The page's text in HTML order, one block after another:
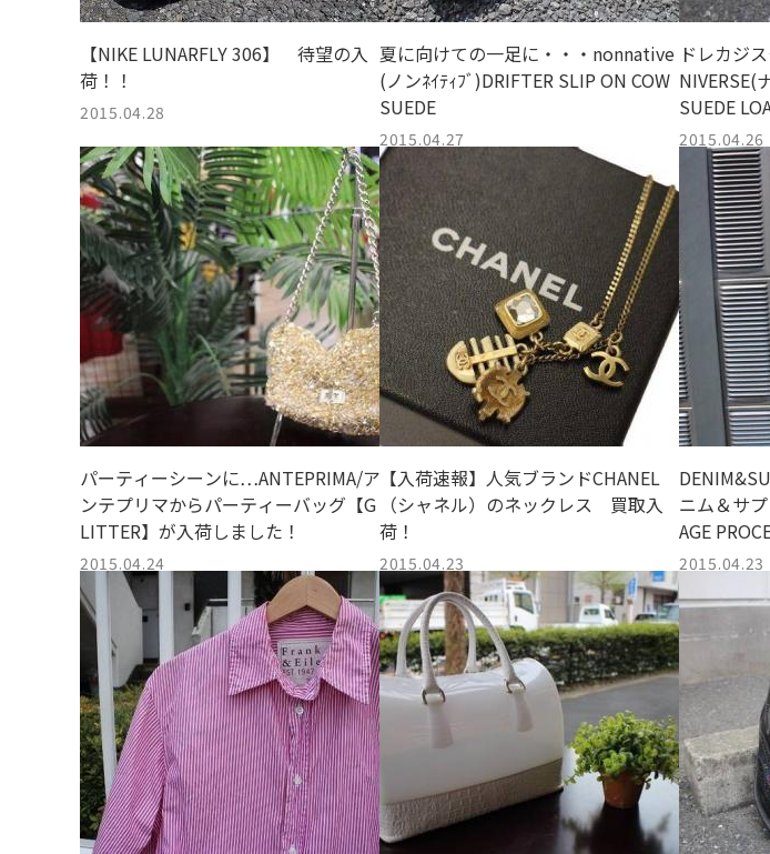
【NIKE LUNARFLY 306】 待望の入
荷！！
2015.04.28
夏に向けての一足に・・・nonnative
(ノンﾈｲﾃｨﾌﾞ)DRIFTER SLIP ON COW
SUEDE
2015.04.27
ドレカジ
SUEDE
イル小手指
2015.04.26
パーティーシーンに…ANTEPRIMA/ア
ンテプリマからパーティーバッグ【G
LITTER】が入荷しました！
2015.04.24
【入荷速報】人気ブランドCHANEL
（シャネル）のネックレス 買取入
荷！
2015.04.23
ニム＆サ
AGE
S！！-[ト
2015.04.23